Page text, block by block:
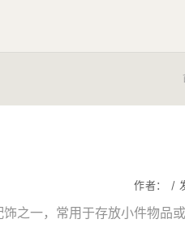
作者： /
之一，常用于存放小件物品